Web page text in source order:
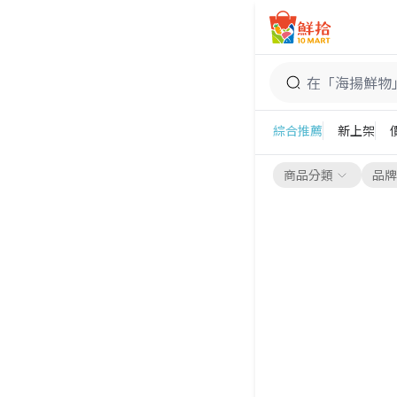
鮮拾
綜合推薦 新上架
商品分類 品牌